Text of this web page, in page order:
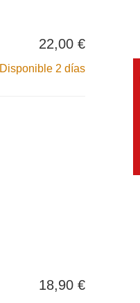
22,00 €
Disponible 2 días
18,90 €